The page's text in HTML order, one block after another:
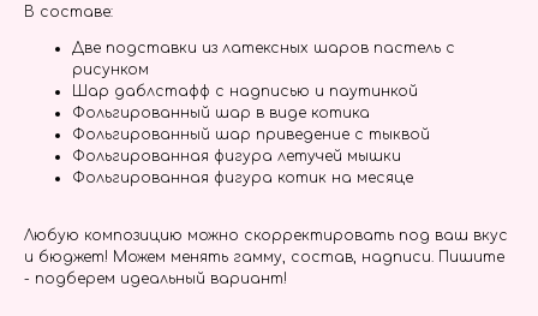
В составе:
Две подставки из латексных шаров пастель с
рисунком
Шар даблстафф с надписью и паутинкой
Фольгированный шар в виде котика
Фольгированный шар приведение с тыквой
Фольгированная фигура летучей мышки
Фольгированная фигура котик на месяце
Любую композицию можно скорректировать под ваш вкус
и бюджет! Можем менять гамму, состав, надписи. Пишите
- подберем идеальный вариант!